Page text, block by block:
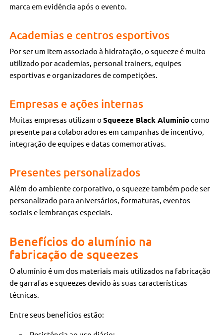
marca em evidência após o evento.
Academias e centros esportivos
Por ser um item associado à hidratação, o squeeze é muito
utilizado por academias, personal trainers, equipes
esportivas e organizadores de competições.
Empresas e ações internas
Muitas empresas utilizam oSqueeze Black Alumíniocomo
presente para colaboradores em campanhas de incentivo,
integração de equipes e datas comemorativas.
Presentes personalizados
Além do ambiente corporativo, o squeeze também pode ser
personalizado para aniversários, formaturas, eventos
sociais e lembranças especiais.
Benefícios do alumínio na
fabricação de squeezes
O alumínio é um dos materiais mais utilizados na fabricação
de garrafas e squeezes devido às suas características
técnicas.
Entre seus benefícios estão: